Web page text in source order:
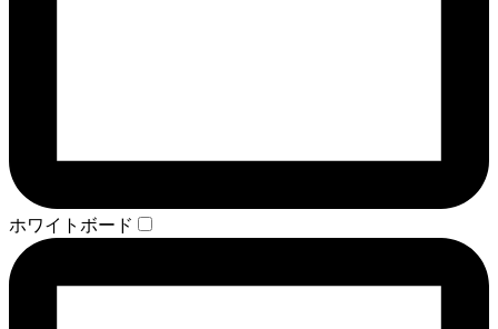
ホワイトボード